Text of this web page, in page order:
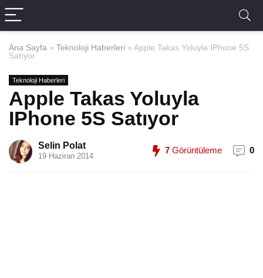
Ana Sayfa » Teknoloji Haberleri » Apple Takas Yoluyla IPhone 5S
Satıyor
Teknoloji Haberleri
Apple Takas Yoluyla
IPhone 5S Satıyor
Selin Polat
19 Haziran 2014
7 Görüntüleme 0